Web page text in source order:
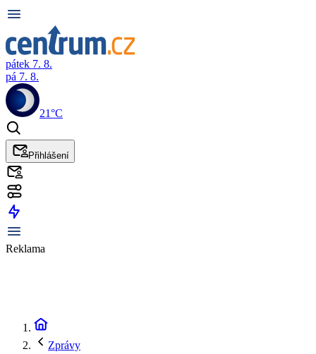
pátek 7. 8.
pá 7. 8.
21°C
Přihlášení
Reklama
Zprávy